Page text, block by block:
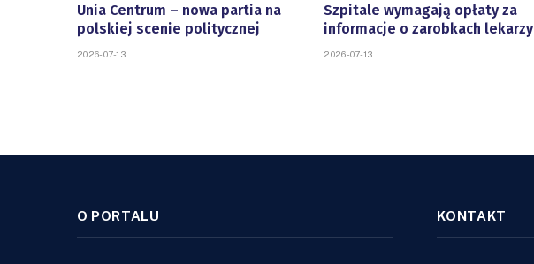
Unia Centrum – nowa partia na
polskiej scenie politycznej
2026-07-13
Szpitale wymagają opłaty za
informacje o zarobkach lekarzy
2026-07-13
O PORTALU KONTAKT